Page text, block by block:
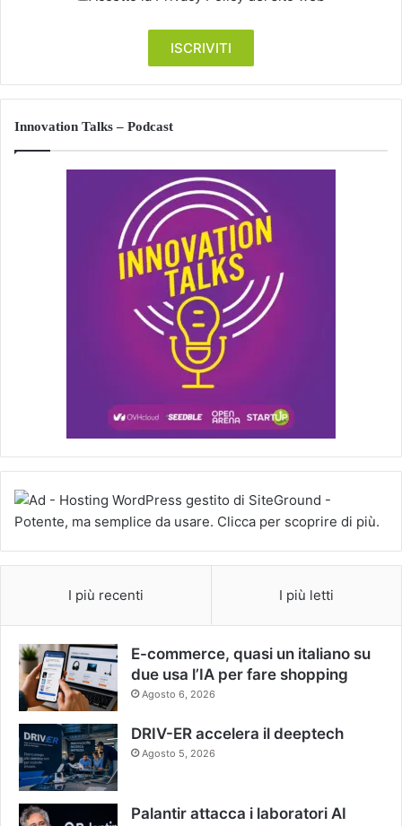
Innovation Talks – Podcast
I più recenti I più letti
E-commerce, quasi un italiano su
due usa l’IA per fare shopping
Agosto 6, 2026
DRIV-ER accelera il deeptech
Agosto 5, 2026
Palantir attacca i laboratori AI